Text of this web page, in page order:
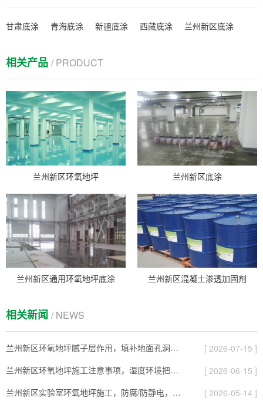
甘肃底涂 青海底涂 新疆底涂 西藏底涂 兰州新区底涂
相关产品 / PRODUCT
兰州新区环氧地坪 兰州新区底涂
兰州新区通用环氧地坪底涂 兰州新区混凝土渗透加固剂
相关新闻 / NEWS
兰州新区环氧地坪腻子层作用，填补地面孔洞保证表面平整！
[ 2026-07-15 ]
兰州新区环氧地坪施工注意事项，湿度环境把控要点！
[ 2026-06-15 ]
兰州新区实验室环氧地坪施工，防腐/防静电，工程要达标！
[ 2026-05-14 ]